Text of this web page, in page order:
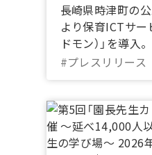
長崎県時津町の
より保育ICTサー
ドモン）」を導入
長崎県内では計7
#プレスリリース